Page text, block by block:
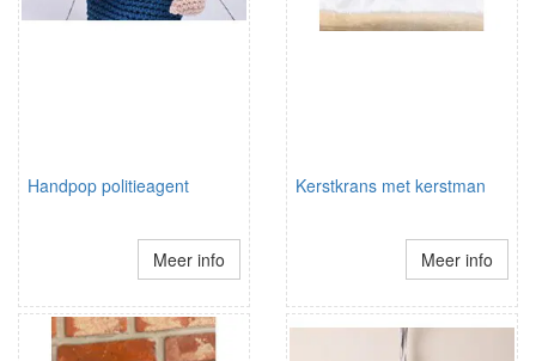
Handpop politieagent
Meer info
Kerstkrans met kerstman
Meer info